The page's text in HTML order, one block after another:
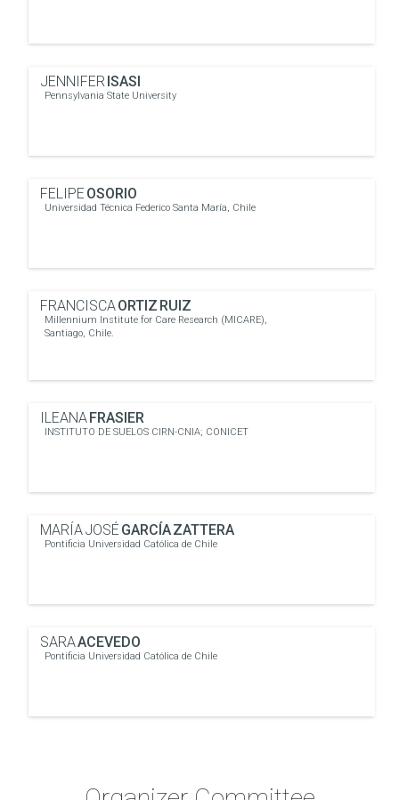
JENNIFERISASI
Pennsylvania State University
FELIPE OSORIO
Universidad Técnica Federico Santa María, Chile
FRANCISCAORTIZ RUIZ
Millennium Institute for Care Research (MICARE),
Santiago, Chile.
ILEANAFRASIER
INSTITUTO DE SUELOS CIRN-CNIA; CONICET
MARÍA JOSÉ GARCÍA ZATTERA
Pontificia Universidad Católica de Chile
SARAACEVEDO
Pontificia Universidad Católica de Chile